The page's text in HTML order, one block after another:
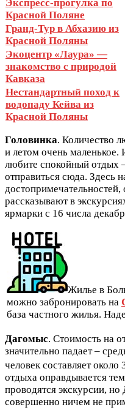
Экспресс-прогулка по
Красной Поляне
Гранд-Тур в Абхазию из
Красной Поляны
Экоцентр «Лаура» —
знакомство с природой
Кавказа
Нестандартный поход к
водопаду Кейва из
Красной Поляны
Головинка. Количество
и летом очень
любите спокойный отдых
отправиться сюда. Здесь
рассказывают в
ярмарки с 16 числа
Жилье в
можно забронировать на
база частного жилья.
Дагомыс. Стоимость на
значительно падает –
человек составляет
отдыха оправдывается
проводятся экскурсии,
совершенно ничем не